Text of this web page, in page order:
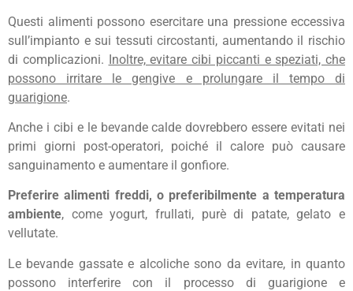
Questi alimenti possono esercitare una pressione eccessiva
sull’impianto e sui tessuti circostanti, aumentando il rischio
di complicazioni. Inoltre, evitare cibi piccanti e speziati, che
possono irritare le gengive e prolungare il tempo di
guarigione.
Anche i cibi e le bevande calde dovrebbero essere evitati nei
primi giorni post-operatori, poiché il calore può causare
sanguinamento e aumentare il gonfiore.
Preferire alimenti freddi, o preferibilmente a temperatura
ambiente, come yogurt, frullati, purè di patate, gelato e
vellutate.
Le bevande gassate e alcoliche sono da evitare, in quanto
possono interferire con il processo di guarigione e